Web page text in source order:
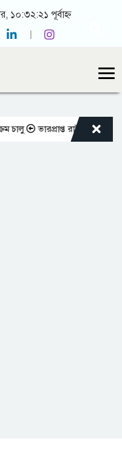
১০:৩২:২১ পূর্বাহ্ন
ভারপ্রাপ্ত রাষ্ট্রপতিকে শুভেচ্ছা